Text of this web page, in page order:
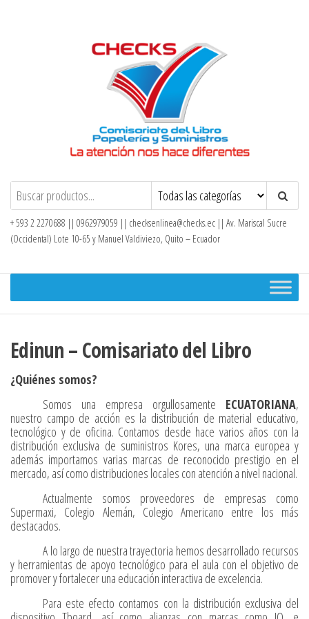
Checks – Tienda en Línea
+ 593 2 2270688 || 0962979059 || checksenlinea@checks.ec || Av. Mariscal Sucre
(Occidental) Lote 10-65 y Manuel Valdiviezo, Quito – Ecuador
Edinun – Comisariato del Libro
¿Quiénes somos?
Somos una empresa orgullosamente ECUATORIANA,
nuestro campo de acción es la distribución de material educativo,
tecnológico y de oficina. Contamos desde hace varios años con la
distribución exclusiva de suministros Kores, una marca europea y
además importamos varias marcas de reconocido prestigio en el
mercado, así como distribuciones locales con atención a nivel nacional.
Actualmente somos proveedores de empresas como
Supermaxi, Colegio Alemán, Colegio Americano entre los más
destacados.
A lo largo de nuestra trayectoria hemos desarrollado recursos
y herramientas de apoyo tecnológico para el aula con el objetivo de
promover y fortalecer una educación interactiva de excelencia.
Para este efecto contamos con la distribución exclusiva del